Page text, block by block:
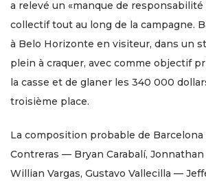
a relevé un «manque de
collectif tout au long de la campagne.
à Belo Horizonte en visiteur, dans un
plein à craquer, avec comme objectif
la casse et de glaner les 340 000
troisième place.
La composition probable de Barcelona
Contreras — Bryan Carabalí, Jonnathan
Willian Vargas, Gustavo Vallecilla —